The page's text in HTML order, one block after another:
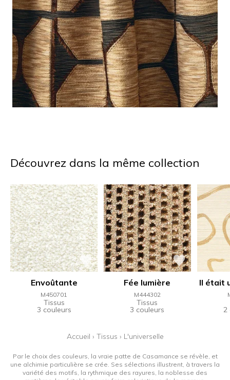
Découvrez dans la même collection
Envoûtante
M450701
Tissus
3 couleurs
Fée lumière
M444302
Tissus
3 couleurs
Il était
2
Accueil › Tissus › L'universelle
Par le choix des couleurs, la vraie patte de Casamance se révèle, et
une alchimie particulière se crée. Ses sélections illustrent, à travers la
variété des motifs, la rythmique des rayures, la noblesse des